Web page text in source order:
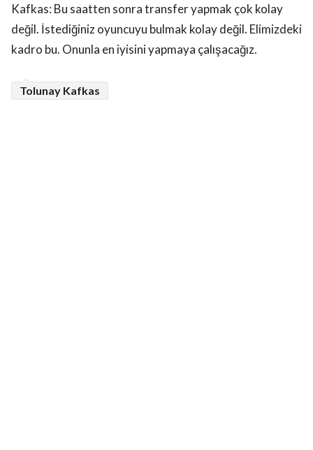
Kafkas: Bu saatten sonra transfer yapmak çok kolay
değil. İstediğiniz oyuncuyu bulmak kolay değil. Elimizdeki
kadro bu. Onunla en iyisini yapmaya çalışacağız.
Tolunay Kafkas